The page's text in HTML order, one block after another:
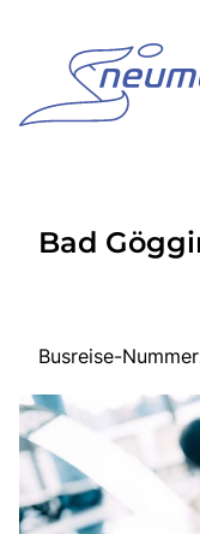
Highlights
Tagesreisen
Bad
Busreise-